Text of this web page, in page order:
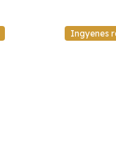
Ingyenes